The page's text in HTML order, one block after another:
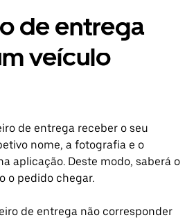
de entrega
veículo
de entrega receber o seu
nome, a fotografia e o
aplicação. Deste modo, saberá o
o pedido chegar.
de entrega não corresponder